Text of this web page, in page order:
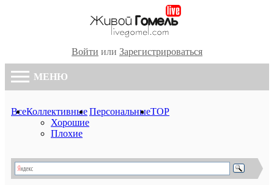
Войти или Зарегистрироваться
МЕНЮ
ВсеКоллективные
Хорошие
Плохие
ПерсональныеTOP